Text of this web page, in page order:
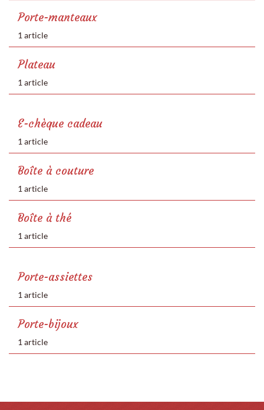
Porte-manteaux
1 article
Plateau
1 article
E-chèque cadeau
1 article
Boîte à couture
1 article
Boîte à thé
1 article
Porte-assiettes
1 article
Porte-bijoux
1 article